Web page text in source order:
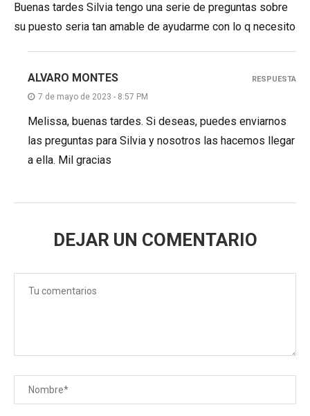
Buenas tardes Silvia tengo una serie de preguntas sobre
su puesto seria tan amable de ayudarme con lo q necesito
ALVARO MONTES
7 de mayo de 2023 - 8:57 PM
Melissa, buenas tardes. Si deseas, puedes enviarnos
las preguntas para Silvia y nosotros las hacemos llegar
a ella. Mil gracias
RESPUESTA
DEJAR UN COMENTARIO